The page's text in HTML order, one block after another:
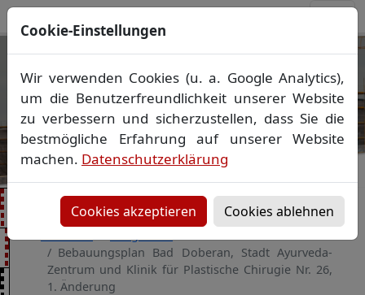
Ihr Vermessungsbüro in
Mecklenburg-Vorpommern
Wir vermessen Ihr Grundstück
Lageplan Absteckung▪Bauvermessung ▪
Gebäudeeinmessung
Grenzfeststellung▪Amtliche Auskünfte und
Vorheriges Bild
Bebauungsplan Bad Doberan, Stadt Ayurveda-
Zentrum und Klinik für Plastische Chirugie Nr. 26,
1. Änderung
Cookie-Einstellungen
Wir verwenden Cookies (u. a. Google Analytics),
um die Benutzerfreundlichkeit unserer Website
zu verbessern und sicherzustellen, dass Sie die
bestmögliche Erfahrung auf unserer Website
machen. Datenschutzerklärung
Cookies akzeptieren Cookies ablehnen